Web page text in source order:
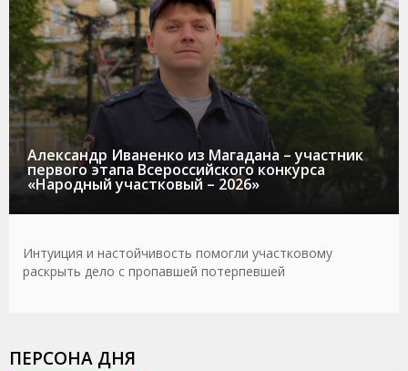
Александр Иваненко из Магадана – участник
первого этапа Всероссийского конкурса
«Народный участковый – 2026»
Интуиция и настойчивость помогли участковому
раскрыть дело с пропавшей потерпевшей
ПЕРСОНА ДНЯ